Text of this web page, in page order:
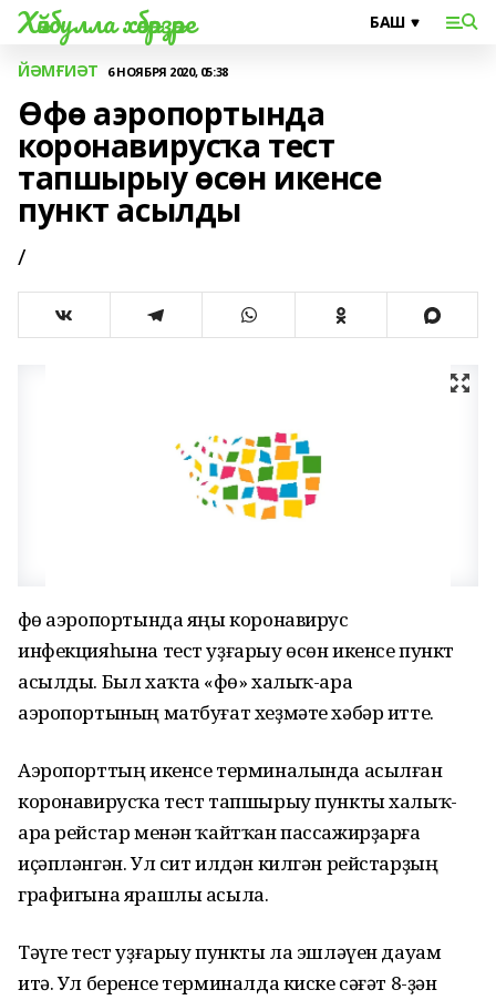
Хәйбулла хәбәрҙәре
ЙӘМҒИӘТ 6 НОЯБРЯ 2020, 05:38
Өфө аэропортында
коронавирусҡа тест
тапшырыу өсөн икенсе
пункт асылды
/
Өфө аэропортында яңы коронавирус
инфекцияһына тест уҙғарыу өсөн икенсе пункт
асылды. Был хаҡта «Өфө» халыҡ-ара
аэропортының матбуғат хеҙмәте хәбәр итте.
Аэропорттың икенсе терминалында асылған
коронавирусҡа тест тапшырыу пункты халыҡ-
ара рейстар менән ҡайтҡан пассажирҙарға
иҫәпләнгән. Ул сит илдән килгән рейстарҙың
графигына ярашлы асыла.
Тәүге тест уҙғарыу пункты ла эшләүен дауам
итә. Ул беренсе терминалда киске сәғәт 8-ҙән